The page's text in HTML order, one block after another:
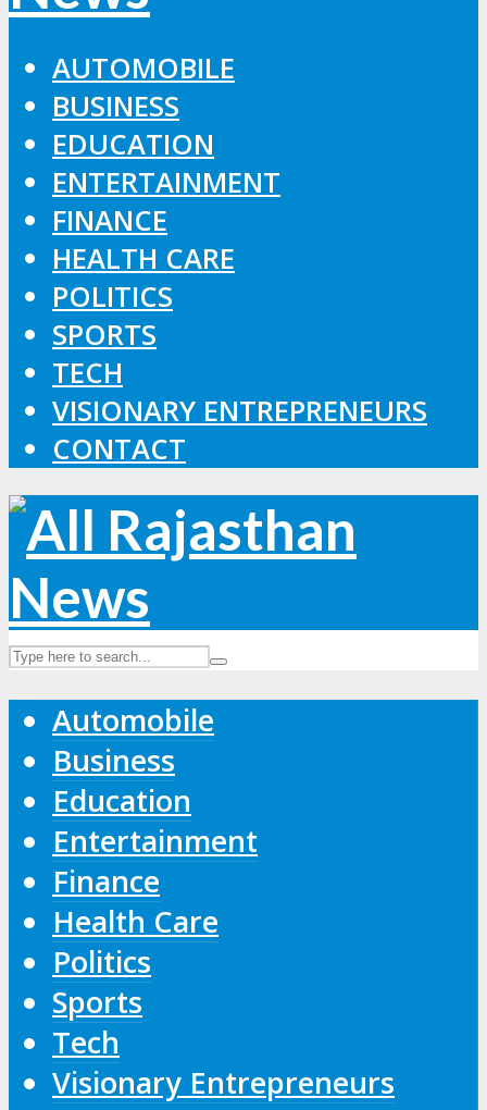
AUTOMOBILE
BUSINESS
EDUCATION
ENTERTAINMENT
FINANCE
HEALTH CARE
POLITICS
SPORTS
TECH
VISIONARY ENTREPRENEURS
CONTACT
Automobile
Business
Education
Entertainment
Finance
Health Care
Politics
Sports
Tech
Visionary Entrepreneurs